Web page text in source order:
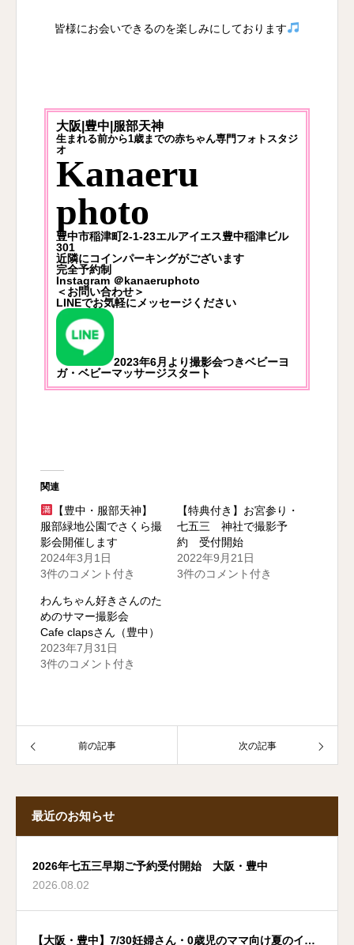
皆様にお会いできるのを楽しみにしております
大阪|豊中|服部天神
生まれる前から1歳までの赤ちゃん専門フォトスタジ
オ
Kanaeru
photo
豊中市稲津町2-1-23エルアイエス豊中稲津ビル
301
近隣にコインパーキングがございます
完全予約制
Instagram ＠kanaeruphoto
＜お問い合わせ＞
LINEでお気軽にメッセージください
2023年6月より撮影会つきベビーヨ
ガ・ベビーマッサージスタート
関連
【豊中・服部天神】
服部緑地公園でさくら撮
影会開催します
2024年3月1日
3件のコメント付き
【特典付き】お宮参り・
七五三 神社で撮影予
約 受付開始
2022年9月21日
3件のコメント付き
わんちゃん好きさんのた
めのサマー撮影会
Cafe clapsさん（豊中）
2023年7月31日
3件のコメント付き
前の記事 次の記事
最近のお知らせ
2026年七五三早期ご予約受付開始 大阪・豊中
2026.08.02
【大阪・豊中】7/30妊婦さん・0歳児のママ向け夏のイベ